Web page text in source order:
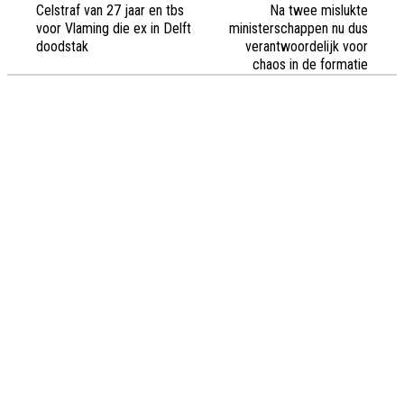
Celstraf van 27 jaar en tbs
voor Vlaming die ex in Delft
doodstak
Na twee mislukte
ministerschappen nu dus
verantwoordelijk voor
chaos in de formatie